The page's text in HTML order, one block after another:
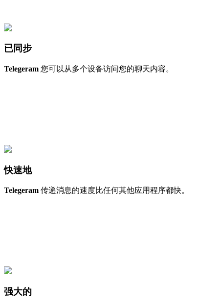
已同步
Telegeram 您可以从多个设备访问您的聊天内容。
快速地
Telegeram 传递消息的速度比任何其他应用程序都快。
强大的